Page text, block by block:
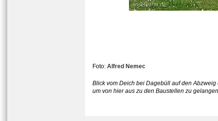
Foto: Alfred Nemec
Blick vom Deich bei Dagebüll auf den
um von hier aus zu den Baustellen zu